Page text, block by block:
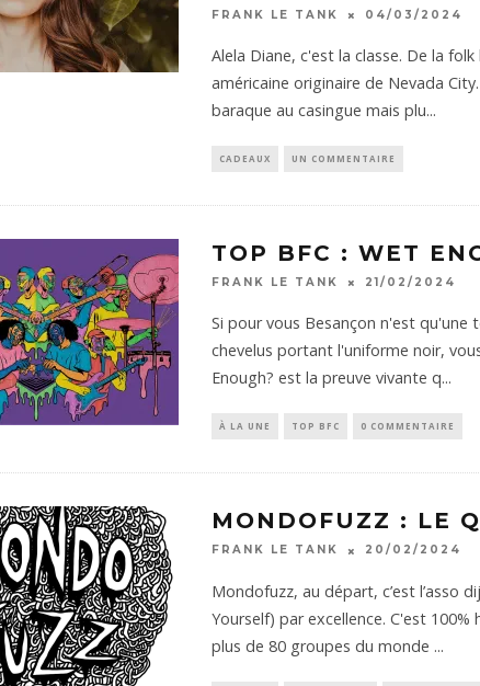
FRANK LE TANK 04/03/2024
Alela Diane, c'est la classe. De la
américaine originaire de Nevada
baraque au casingue mais plu...
CADEAUX UN COMMENTAIRE
TOP BFC : WET
FRANK LE TANK 21/02/2024
Si pour vous Besançon n'est qu'une
chevelus portant l'uniforme noir,
Enough? est la preuve vivante q...
À LA UNE TOP BFC 0 COMMENTAIRE
MONDOFUZZ : LE
FRANK LE TANK 20/02/2024
Mondofuzz, au départ, c’est l’asso
Yourself) par excellence. C'est
plus de 80 groupes du monde ...